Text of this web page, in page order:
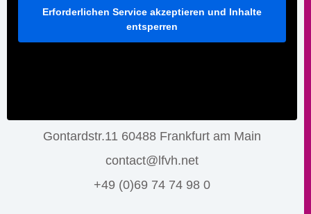
Erforderlichen Service akzeptieren und Inhalte
entsperren
Gontardstr.11 60488 Frankfurt am Main
contact@lfvh.net
+49 (0)69 74 74 98 0